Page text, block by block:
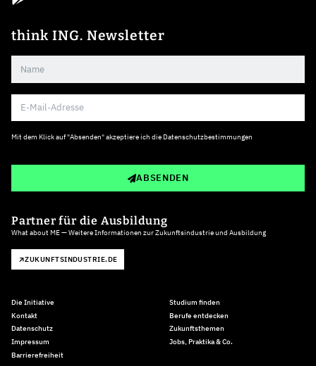
think ING. Newsletter
Mit dem Klick auf "Absenden" akzeptiere ich die Datenschutzbestimmungen
ABSENDEN
Partner für die Ausbildung
What about ME — Weitere Informationen zur Zukunftsindustrie und Ausbildung
ZUKUNFTSINDUSTRIE.DE
Die Initiative
Kontakt
Datenschutz
Impressum
Barrierefreiheit
Studium finden
Berufe entdecken
Zukunftsthemen
Jobs, Praktika & Co.